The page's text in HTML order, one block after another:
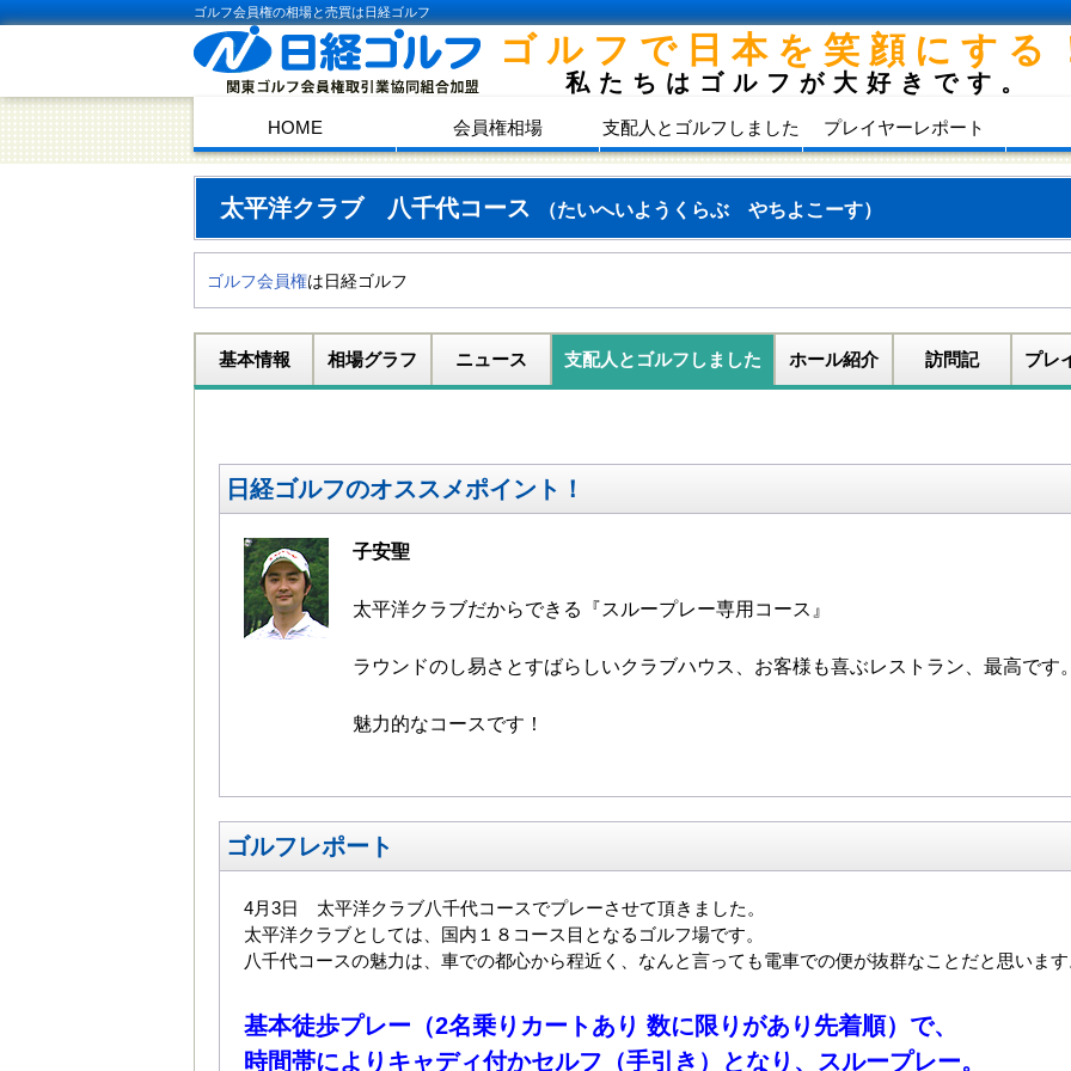
ゴルフ会員権の相場と売買は日経ゴルフ
ゴルフで日本を笑顔にする
私たちはゴルフが大好きです。
HOME 会員権相場 支配人とゴルフしました プレイヤーレポート
太平洋クラブ 八千代コース （たいへいようくらぶ やちよこーす）
ゴルフ会員権は日経ゴルフ
基本情報 相場グラフ ニュース 支配人とゴルフしました ホール紹介 訪問記 プレ
日経ゴルフのオススメポイント！
子安聖
太平洋クラブだからできる『スループレー専用コース』
ラウンドのし易さとすばらしいクラブハウス、お客様も喜ぶレストラン、最高です
魅力的なコースです！
ゴルフレポート
4月3日 太平洋クラブ八千代コースでプレーさせて頂きました。
太平洋クラブとしては、国内１８コース目となるゴルフ場です。
八千代コースの魅力は、車での都心から程近く、なんと言っても電車での便が抜群なことだと思いま
基本徒歩プレー（2名乗りカートあり 数に限りがあり先着順）で、
時間帯によりキャディ付かセルフ（手引き）となり、スループレー。